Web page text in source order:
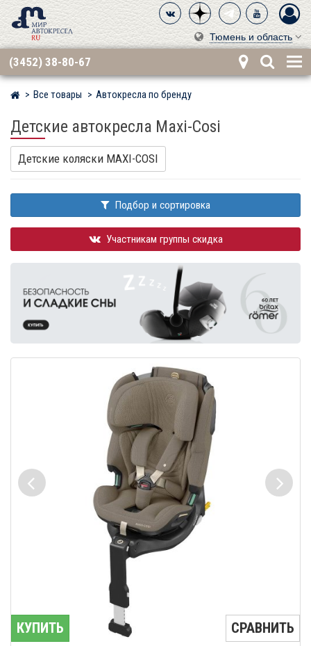
Тюмень и область
(3452) 38-80-67
Мир детских автокресел
Все товары Автокресла по бренду
Детские автокресла Maxi-Cosi
Детские коляски MAXI-COSI
Подбор и сортировка
Участникам группы скидка
КУПИТЬ СРАВНИТЬ